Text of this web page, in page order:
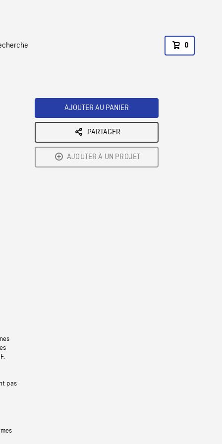
0
pas
AJOUTER AU PANIER
PARTAGER
AJOUTER À UN PROJET